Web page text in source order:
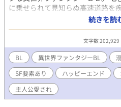
に乗せられて見知らぬ高速道路を
黒髪に眼帯のフェイと、金髪で陽
人組。ソラは監獄要塞という刑務
層都市ヨウトゥアの都市長ジャ
という。走行中に謎のトラックに
逃げたいと念じると、フェイ、ア
済特区へと空間移転を果たし、ソ
るようになる。 その後ソラはフェ
る異世界に移転したらしいこと、
な世界に顔を出すニルヤの神であ
続きを読
文字数 202,929
BL 異世界ファンタジーBL
SF要素あり
ハッピーエンド
主人公愛され